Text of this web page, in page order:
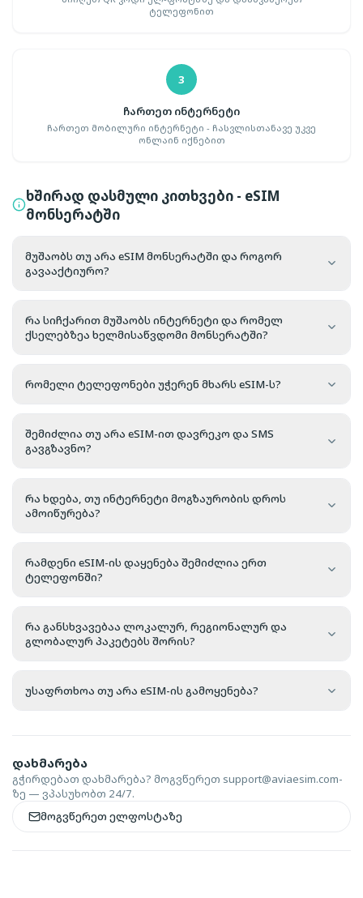
ტელეფონით
3
ჩართეთ ინტერნეტი
ჩართეთ მობილური ინტერნეტი - ჩასვლისთანავე უკვე
ონლაინ იქნებით
ხშირად დასმული კითხვები - eSIM
მონსერატში
მუშაობს თუ არა eSIM მონსერატში და როგორ
გავააქტიურო?
რა სიჩქარით მუშაობს ინტერნეტი და რომელ
ქსელებზეა ხელმისაწვდომი მონსერატში?
რომელი ტელეფონები უჭერენ მხარს eSIM-ს?
შემიძლია თუ არა eSIM-ით დავრეკო და SMS
გავგზავნო?
რა ხდება, თუ ინტერნეტი მოგზაურობის დროს
ამოიწურება?
რამდენი eSIM-ის დაყენება შემიძლია ერთ
ტელეფონში?
რა განსხვავებაა ლოკალურ, რეგიონალურ და
გლობალურ პაკეტებს შორის?
უსაფრთხოა თუ არა eSIM-ის გამოყენება?
დახმარება
გჭირდებათ დახმარება? მოგვწერეთ support@aviaesim.com-
ზე — ვპასუხობთ 24/7.
მოგვწერეთ ელფოსტაზე